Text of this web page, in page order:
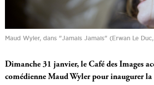
Maud Wyler, dans "Jamais Jamais" (Erwan Le
Dimanche 31 janvier, le Café des Images
comédienne Maud Wyler pour inaugurer la